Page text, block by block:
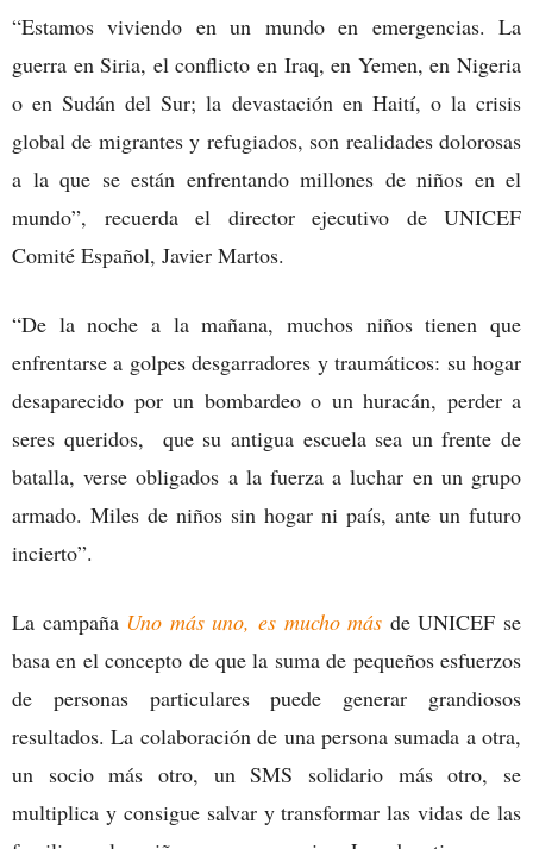
“Estamos viviendo en un mundo en emergencias. La
guerra en Siria, el conflicto en Iraq, en Yemen, en Nigeria
o en Sudán del Sur; la devastación en Haití, o la crisis
global de migrantes y refugiados, son realidades dolorosas
a la que se están enfrentando millones de niños en el
mundo”, recuerda el director ejecutivo de UNICEF
Comité Español, Javier Martos.
“De la noche a la mañana, muchos niños tienen que
enfrentarse a golpes desgarradores y traumáticos: su hogar
desaparecido por un bombardeo o un huracán, perder a
seres queridos, que su antigua escuela sea un frente de
batalla, verse obligados a la fuerza a luchar en un grupo
armado. Miles de niños sin hogar ni país, ante un futuro
incierto”.
La campaña Uno más uno, es mucho más de UNICEF se
basa en el concepto de que la suma de pequeños esfuerzos
de personas particulares puede generar grandiosos
resultados. La colaboración de una persona sumada a otra,
un socio más otro, un SMS solidario más otro, se
multiplica y consigue salvar y transformar las vidas de las